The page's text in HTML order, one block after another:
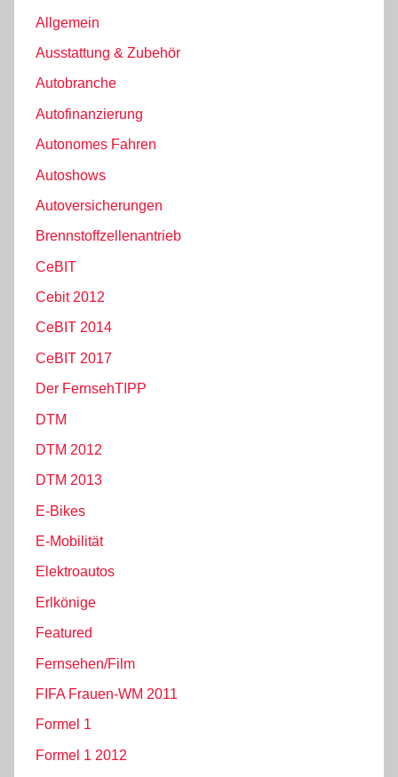
Allgemein
Ausstattung & Zubehör
Autobranche
Autofinanzierung
Autonomes Fahren
Autoshows
Autoversicherungen
Brennstoffzellenantrieb
CeBIT
Cebit 2012
CeBIT 2014
CeBIT 2017
Der FernsehTIPP
DTM
DTM 2012
DTM 2013
E-Bikes
E-Mobilität
Elektroautos
Erlkönige
Featured
Fernsehen/Film
FIFA Frauen-WM 2011
Formel 1
Formel 1 2012